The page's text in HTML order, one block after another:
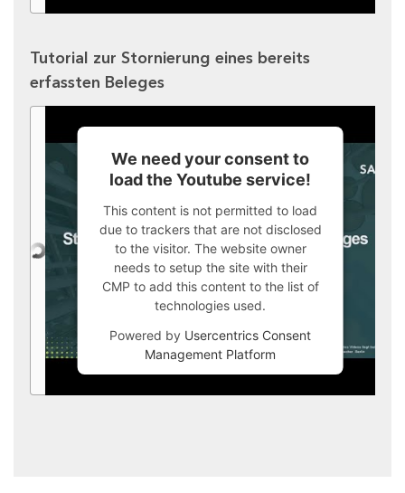
Tutorial zur Stornierung eines bereits
erfassten Beleges
We need your consent to
load the Youtube service!
This content is not permitted to load
due to trackers that are not disclosed
to the visitor. The website owner
needs to setup the site with their
CMP to add this content to the list of
technologies used.
Powered by Usercentrics Consent
Management Platform